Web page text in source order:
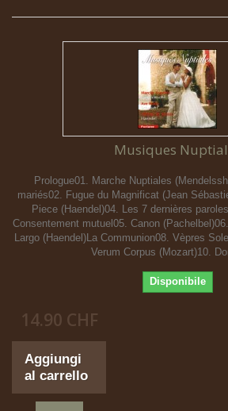
Musiques
Prologue01. Marche Nuptiales
mariés02. Fugue du Magnificat (Jean
Piece (Haendel)04. Les 7 dernières
Consentement mutuel05. Canon
Largo (Haendel)La Communion08. Vèpres
Verum Corpus (Mozart)10.
Disponibile
14.90 CHF
Aggiungi
al carrello